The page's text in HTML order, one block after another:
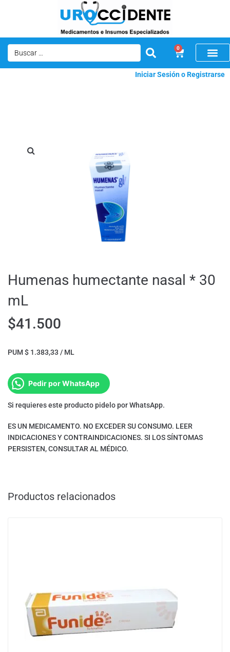
0
Iniciar Sesión o Registrarse
Humenas humectante nasal * 30
mL
$41.500
PUM $ 1.383,33 / ML
Pedir por WhatsApp
Si requieres este producto pidelo por WhatsApp.
ES UN MEDICAMENTO. NO EXCEDER SU CONSUMO. LEER
INDICACIONES Y CONTRAINDICACIONES. SI LOS SÍNTOMAS
PERSISTEN, CONSULTAR AL MÉDICO.
Productos relacionados